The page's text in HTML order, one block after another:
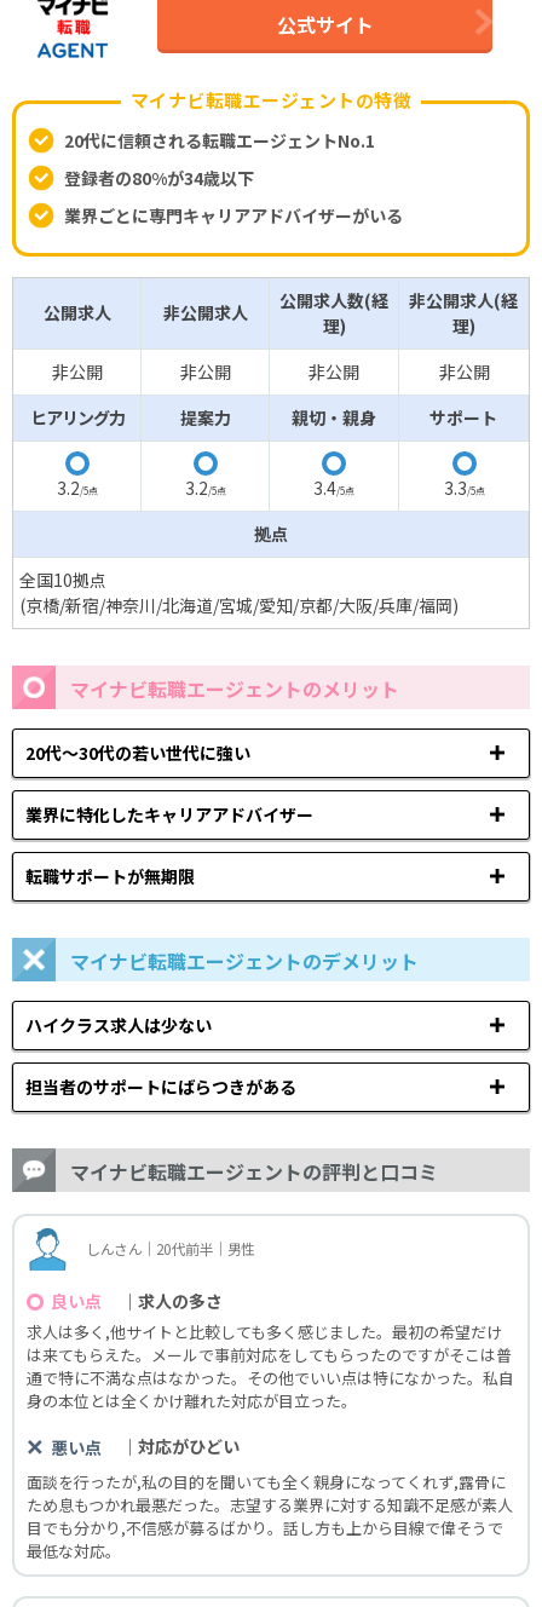
公式サイト
マイナビ転職エージェントの特徴
20代に信頼される転職エージェントNo.1
登録者の80%が34歳以下
業界ごとに専門キャリアアドバイザーがいる
公開求人 非公開求人
公開求人数(経
理)
非公開求人(経
理)
非公開
非公開 非公開
非公開
ヒアリング力
提案力 親切・親身 サポート
3.2/5点
3.2/5点
3.4/5点
3.3/5点
拠点
全国10拠点
(京橋/新宿/神奈川/北海道/宮城/愛知/京都/大阪/兵庫/福岡)
マイナビ転職エージェントのメリット
20代～30代の若い世代に強い
業界に特化したキャリアアドバイザー
転職サポートが無期限
マイナビ転職エージェントのデメリット
ハイクラス求人は少ない
担当者のサポートにばらつきがある
マイナビ転職エージェントの評判と口コミ
しんさん｜20代前半｜男性
良い点 ｜求人の多さ
求人は多く,他サイトと比較しても多く感じました。最初の希望だけ
は来てもらえた。メールで事前対応をしてもらったのですがそこは普
通で特に不満な点はなかった。その他でいい点は特になかった。私自
身の本位とは全くかけ離れた対応が目立った。
悪い点 ｜対応がひどい
面談を行ったが,私の目的を聞いても全く親身になってくれず,露骨に
ため息もつかれ最悪だった。志望する業界に対する知識不足感が素人
目でも分かり,不信感が募るばかり。話し方も上から目線で偉そうで
最低な対応。